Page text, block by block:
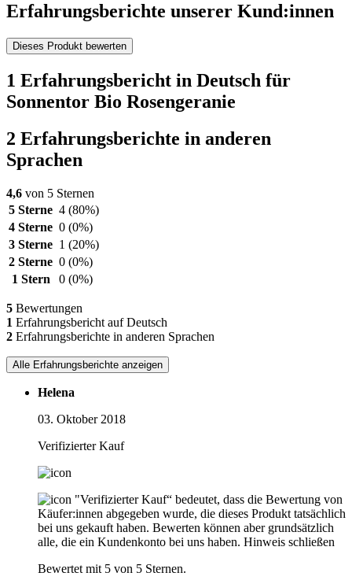
Erfahrungsberichte unserer Kund:innen
Dieses Produkt bewerten
1 Erfahrungsbericht in Deutsch für
Sonnentor Bio Rosengeranie
2 Erfahrungsberichte in anderen
Sprachen
4,6 von 5 Sternen
5 Sterne 4 (80%)
4 Sterne 0 (0%)
3 Sterne 1 (20%)
2 Sterne 0 (0%)
1 Stern
0 (0%)
5 Bewertungen
1 Erfahrungsbericht auf Deutsch
2 Erfahrungsberichte in anderen Sprachen
Alle Erfahrungsberichte anzeigen
Helena
03. Oktober 2018
Verifizierter Kauf
"Verifizierter Kauf“ bedeutet, dass die Bewertung von
Käufer:innen abgegeben wurde, die dieses Produkt tatsächlich
bei uns gekauft haben. Bewerten können aber grundsätzlich
alle, die ein Kundenkonto bei uns haben. Hinweis schließen
Bewertet mit 5 von 5 Sternen.